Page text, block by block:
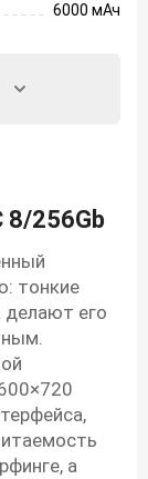
6000 мАч
8/256Gb
тонкие
делают его
а